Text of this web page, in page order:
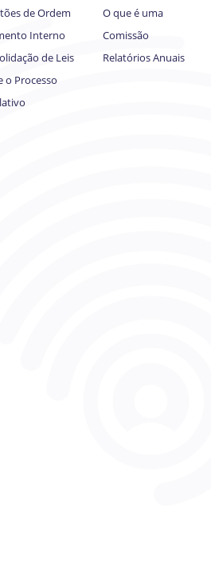
de Ordem
Interno
de Leis
o Processo
O que é uma
Comissão
Relatórios Anuais